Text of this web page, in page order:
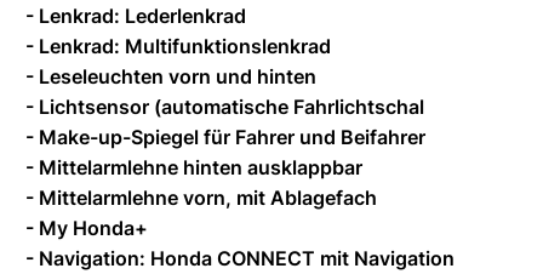
- Lenkrad: Lederlenkrad
- Lenkrad: Multifunktionslenkrad
- Leseleuchten vorn und hinten
- Lichtsensor (automatische Fahrlichtschal
- Make-up-Spiegel für Fahrer und Beifahrer
- Mittelarmlehne hinten ausklappbar
- Mittelarmlehne vorn, mit Ablagefach
- My Honda+
- Navigation: Honda CONNECT mit Navigation